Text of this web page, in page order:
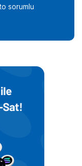
sorumlu